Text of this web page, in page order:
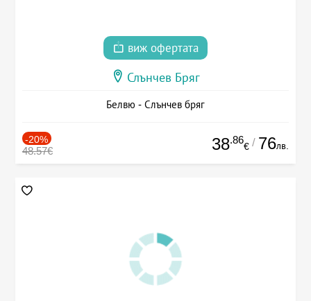
виж офертата
Слънчев Бряг
Белвю - Слънчев бряг
-20%
48.57€ 38.86
€ / 76лв.